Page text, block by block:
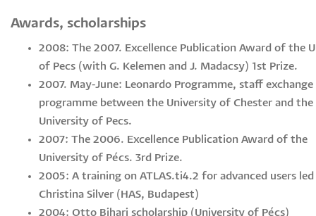
Awards, scholarships
2008: The 2007. Excellence Publication Award of the
of Pecs (with G. Kelemen and J. Madacsy) 1st Prize.
2007. May-June: Leonardo Programme, staff exchange
programme between the University of Chester and the
University of Pecs.
2007: The 2006. Excellence Publication Award of the
University of Pécs. 3rd Prize.
2005: A training on ATLAS.ti4.2 for advanced users
Christina Silver (HAS, Budapest)
2004: Otto Bihari scholarship (University of Pécs)